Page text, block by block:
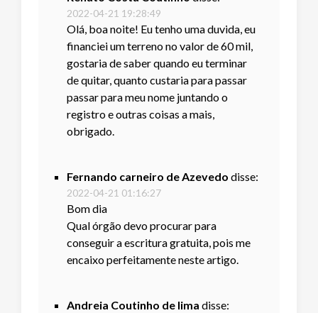
2022-04-21 19:28:49
Olá, boa noite! Eu tenho uma duvida, eu
financiei um terreno no valor de 60 mil,
gostaria de saber quando eu terminar
de quitar, quanto custaria para passar
passar para meu nome juntando o
registro e outras coisas a mais,
obrigado.
Fernando carneiro de Azevedo disse:
2022-04-21 01:16:27
Bom dia
Qual órgão devo procurar para
conseguir a escritura gratuita, pois me
encaixo perfeitamente neste artigo.
Andreia Coutinho de lima disse: